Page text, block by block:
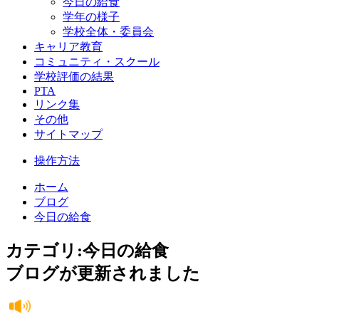
学年の様子
学校全体・委員会
キャリア教育
コミュニティ・スクール
学校評価の結果
PTA
リンク集
その他
サイトマップ
操作方法
ホーム
ブログ
今日の給食
カテゴリ:今日の給食
ブログが更新されました